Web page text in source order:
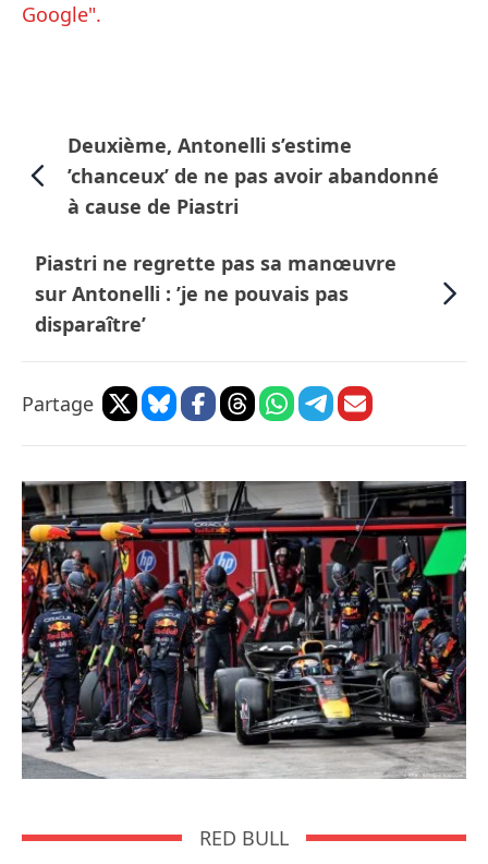
Google".
Deuxième, Antonelli s’estime
’chanceux’ de ne pas avoir abandonné
à cause de Piastri
Piastri ne regrette pas sa manœuvre
sur Antonelli : ’je ne pouvais pas
disparaître’
Partage
RED BULL